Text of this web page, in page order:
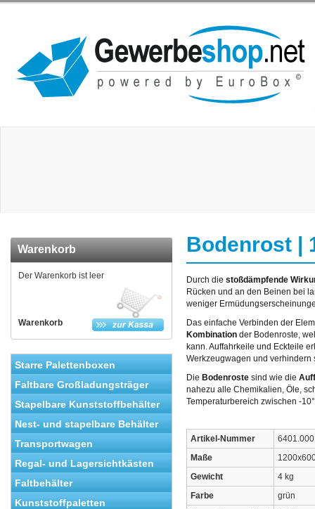
Warenkorb
Warenkorb
Der Warenkorb ist leer
Starre Palettenboxen
Faltbare Großladungsträger
Stapelbare Kunststoffbehälter
Nest- und stapelbare Behälter
Transportwagen
Regal- und Lagersichtkästen
Faltbehälter
Kunststoffpaletten
Bodenrost |
Durch die stoßdämpfende
Rücken und an den Beinen bei
weniger
Das einfache Verbinden der
Kombination der Bodenroste,
kann. Auffahrkeile und Eckteile
Werkzeugwagen und verhindern
Die Bodenroste sind wie die
nahezu alle Chemikalien, Öle,
Temperaturbereich zwischen -
Artikel-Nummer
Maße
Gewicht
4 kg
Farbe
grün